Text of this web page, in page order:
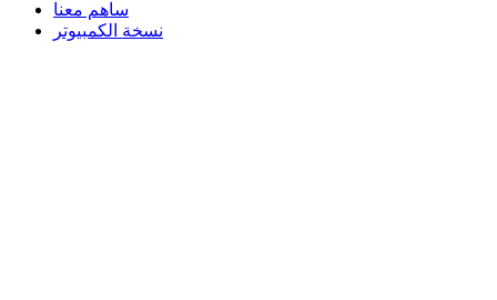
ساهم معنا
نسخة الكمبيوتر